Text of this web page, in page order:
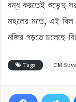
বন্ধ করতেই শুভেন্দু
মহলের মতে, এই বিল
নজির গড়তে চলেছে
Tags CM